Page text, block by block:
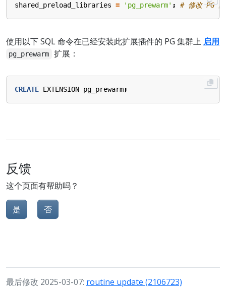
shared_preload_libraries = 'pg_prewarm' ; # 修改 PG 集
使用以下 SQL 命令在已经安装此扩展插件的 PG 集群上 启用
pg_prewarm 扩展：
CREATE EXTENSION pg_prewarm;
反馈
这个页面有帮助吗？
是 否
最后修改 2025-03-07: routine update (2106723)